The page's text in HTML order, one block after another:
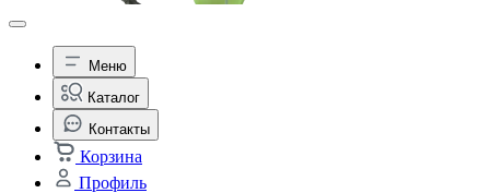
Меню
Каталог
Контакты
Корзина
Профиль